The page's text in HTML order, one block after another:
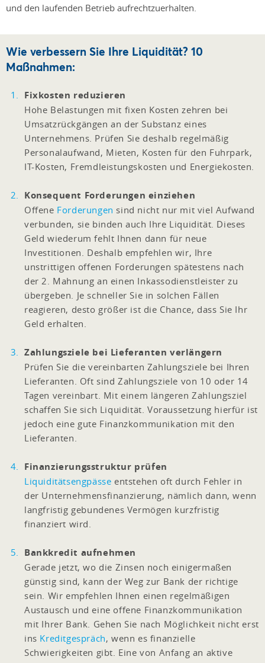
und den laufenden Betrieb aufrechtzuerhalten.
Wie verbessern Sie Ihre Liquidität? 10
Maßnahmen:
Fixkosten reduzieren
Hohe Belastungen mit fixen Kosten zehren bei
Umsatzrückgängen an der Substanz eines
Unternehmens. Prüfen Sie deshalb regelmäßig
Personalaufwand, Mieten, Kosten für den Fuhrpark,
IT-Kosten, Fremdleistungskosten und Energiekosten.
Konsequent Forderungen einziehen
Offene Forderungen sind nicht nur mit viel Aufwand
verbunden, sie binden auch Ihre Liquidität. Dieses
Geld wiederum fehlt Ihnen dann für neue
Investitionen. Deshalb empfehlen wir, Ihre
unstrittigen offenen Forderungen spätestens nach
der 2. Mahnung an einen Inkassodienstleister zu
übergeben. Je schneller Sie in solchen Fällen
reagieren, desto größer ist die Chance, dass Sie Ihr
Geld erhalten.
Zahlungsziele bei Lieferanten verlängern
Prüfen Sie die vereinbarten Zahlungsziele bei Ihren
Lieferanten. Oft sind Zahlungsziele von 10 oder 14
Tagen vereinbart. Mit einem längeren Zahlungsziel
schaffen Sie sich Liquidität. Voraussetzung hierfür ist
jedoch eine gute Finanzkommunikation mit den
Lieferanten.
Finanzierungsstruktur prüfen
Liquiditätsengpässe entstehen oft durch Fehler in
der Unternehmensfinanzierung, nämlich dann, wenn
langfristig gebundenes Vermögen kurzfristig
finanziert wird.
Bankkredit aufnehmen
Gerade jetzt, wo die Zinsen noch einigermaßen
günstig sind, kann der Weg zur Bank der richtige
sein. Wir empfehlen Ihnen einen regelmäßigen
Austausch und eine offene Finanzkommunikation
mit Ihrer Bank. Gehen Sie nach Möglichkeit nicht erst
ins Kreditgespräch, wenn es finanzielle
Schwierigkeiten gibt. Eine von Anfang an aktive